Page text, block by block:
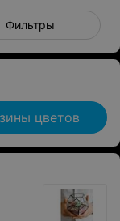
Фильтры
цветов